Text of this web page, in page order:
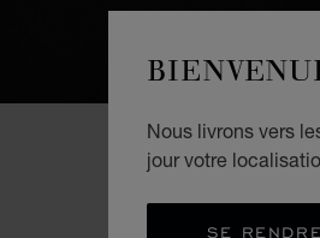
Nous livrons vers
jour votre
SE